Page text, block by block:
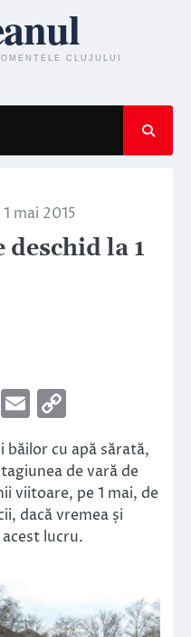
mai 2015
deschid la 1
Messenger
Email
Link
cu apă sărată,
de vară de
viitoare, pe 1 mai, de
dacă vremea și
lucru.